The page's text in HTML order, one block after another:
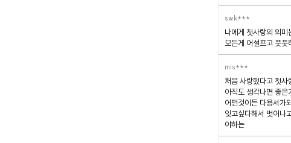
swk***
나에게 첫사랑의 의미
모든게 어설프고 풋풋
mis***
처음 사랑했다고 첫사
아직도 생각나면 좋
어떤것이든 다용서가
잊고싶다해서 벗어나
야하는